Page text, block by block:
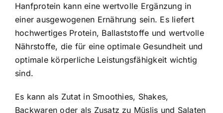
Hanfprotein kann eine wertvolle Ergänzung in
einer ausgewogenen Ernährung sein. Es liefert
hochwertiges Protein, Ballaststoffe und wertvolle
Nährstoffe, die für eine optimale Gesundheit und
optimale körperliche Leistungsfähigkeit wichtig
sind.
Es kann als Zutat in Smoothies, Shakes,
Backwaren oder als Zusatz zu Müslis und Salaten